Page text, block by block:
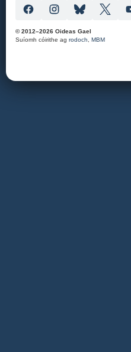
© 2012–2026 Oideas Gael
Suíomh cóirithe agrodoch, MBM